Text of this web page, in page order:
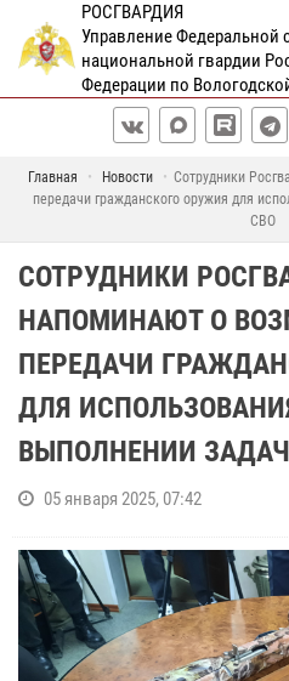
РОСГВАРДИЯ
Управление Федеральной
национальной гвардии
Федерации по
Главная Новости
Сотрудники
передачи гражданского оружия для
СВО
СОТРУДНИКИ
НАПОМИНАЮТ О
ПЕРЕДАЧИ
ДЛЯ
ВЫПОЛНЕНИИ
05 января 2025, 07:42